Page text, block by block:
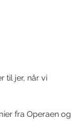
til jer, når vi
fra Operaen og